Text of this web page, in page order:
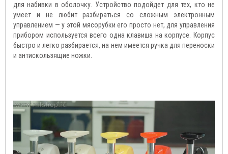
для набивки в оболочку. Устройство подойдет для тех, кто не
умеет и не любит разбираться со сложным электронным
управлением — у этой мясорубки его просто нет, для управления
прибором используется всего одна клавиша на корпусе. Корпус
быстро и легко разбирается, на нем имеется ручка для переноски
и антискользящие ножки.